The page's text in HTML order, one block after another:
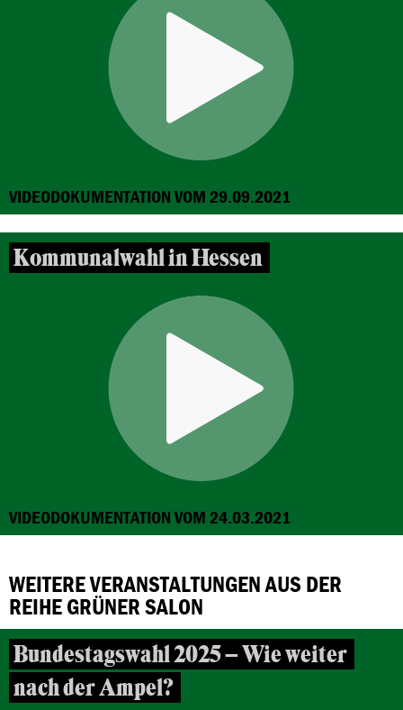
VIDEODOKUMENTATION VOM 29.09.2021
Kommunalwahl in Hessen
VIDEODOKUMENTATION VOM 24.03.2021
WEITERE VERANSTALTUNGEN AUS DER
REIHE GRÜNER SALON
Bundestagswahl 2025 – Wie weiter
nach der Ampel?